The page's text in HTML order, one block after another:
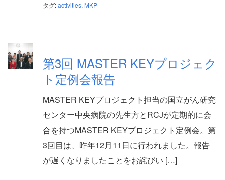
タグ:activities, MKP
第3回 MASTER KEYプロジェク
ト定例会報告
MASTER KEYプロジェクト担当の国立がん研究
センター中央病院の先生方とRCJが定期的に会
合を持つMASTER KEYプロジェクト定例会。第
3回目は、昨年12月11日に行われました。報告
が遅くなりましたことをお詫びい […]